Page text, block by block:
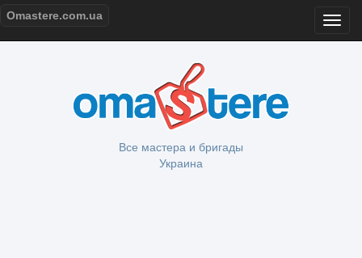
Omastere.com.ua
Все мастера и бригады
Украина